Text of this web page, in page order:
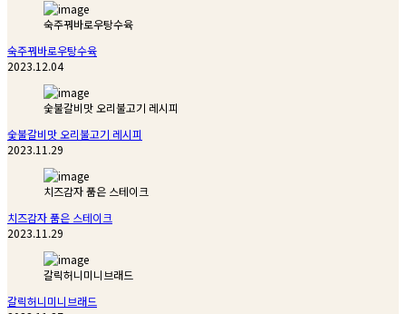
숙주꿔바로우탕수육
숙주꿔바로우탕수육
2023.12.04
숯불갈비맛 오리불고기 레시피
숯불갈비맛 오리불고기 레시피
2023.11.29
치즈감자 품은 스테이크
치즈감자 품은 스테이크
2023.11.29
갈릭허니미니브래드
갈릭허니미니브래드